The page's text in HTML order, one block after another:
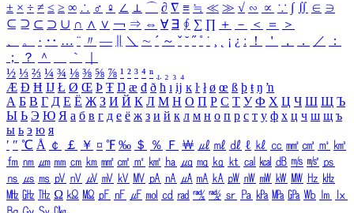
± × ÷ ≠ ≤ ≥ ∞ ∴ ♂ ♀ ∠ ⊥ ⌒ ∂ ∇ ≡ ≒ ≪ ≫ √ ∽ ∝ ∵ ∫ ∬ ∈ ∋
⊆ ⊇ ⊂ ⊃ ∪ ∩ ∧ ∨ ￢ ⇒ ⇔ ∀ ∃ ∮ ∑ ∏ ＋ － ＜ ＝
＞
、
。 · ‥ … ¨ 〃 ― ＼ ∼ ´ ～ ˇ ˘ ˝ ˚ ˙ ¸ ¡ ¿ ː ！ ＇ ， ． ／
：
；
？ ＾ ｀
½ ⅓ ⅔ ¼ ¾ ⅛ ⅜ ⅝ ⅞ ¹ ² ³ ⁴ ⁿ ₁ ₂ ₃ ₄
Æ Ð Ħ Ĳ Ł Ø Œ Þ Ŧ Ŋ æ đ ð ħ ı ĳ ĸ ŀ ł ø œ ß þ ŧ ŋ ŉ
А Б В Г Д Е Ё Ж З И Й К Л М Н О П Р С Т У Ф Х Ц Ч Ш Щ Ъ
Ы Ь Э Ю Я а б в г д е ё ж з и й к л м н о п р с т у ф х ц ч ш щ ъ
ы ь э ю я
′ ″ ℃ Å ￠ ￡ ￥ ¤ ℉ ‰ ＄ ％ Ｆ ￦ ㎕ ㎖ ㎗ ℓ ㎘ ㏄ ㎣ ㎤ ㎥ ㎦
㎙ ㎚ ㎛ ㎜ ㎝ ㎞ ㎟ ㎠ ㎡ ㎢ ㏊ ㎍ ㎎ ㎏ ㏏ ㎈ ㎉ ㏈ ㎧ ㎨ ㎰
㎱ ㎲ ㎳ ㎴ ㎵ ㎶ ㎷ ㎸ ㎹ ㎀ ㎁ ㎂ ㎃ ㎄ ㎺ ㎻ ㎽ ㎾ ㎿ ㎐ ㎑
㎒ ㎓ ㎔ Ω ㏀ ㏁ ㎊ ㎋ ㎌ ㏖ ㏅ ㎭ ㎮ ㎯ ㏛ ㎩ ㎪ ㎫ ㎬ ㏝ ㏐
㏓